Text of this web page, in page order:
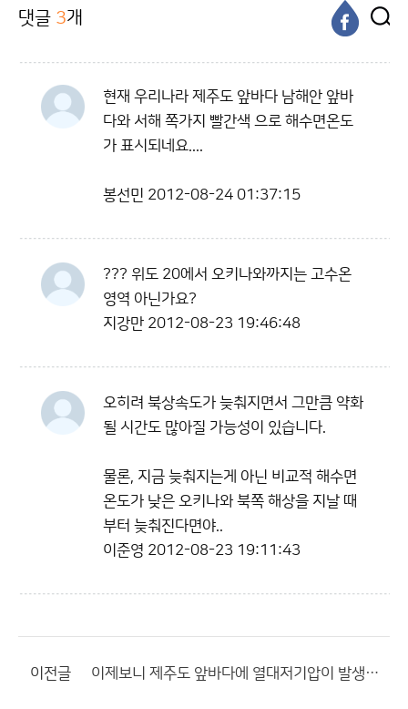
댓글 3개
현재 우리나라 제주도 앞바다 남해안 앞바
다와 서해 쪽가지 빨간색 으로 해수면온도
가 표시되네요....
봉선민 2012-08-24 01:37:15
??? 위도 20에서 오키나와까지는 고수온
영역 아닌가요?
지강만 2012-08-23 19:46:48
오히려 북상속도가 늦춰지면서 그만큼 약화
될 시간도 많아질 가능성이 있습니다.
물론, 지금 늦춰지는게 아닌 비교적 해수면
온도가 낮은 오키나와 북쪽 해상을 지날 때
부터 늦춰진다면야..
이준영 2012-08-23 19:11:43
이전글 이제보니 제주도 앞바다에 열대저기압이 발생했네요..